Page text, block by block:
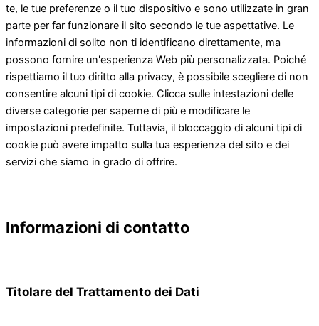
te, le tue preferenze o il tuo dispositivo e sono utilizzate in gran
parte per far funzionare il sito secondo le tue aspettative. Le
informazioni di solito non ti identificano direttamente, ma
possono fornire un'esperienza Web più personalizzata. Poiché
rispettiamo il tuo diritto alla privacy, è possibile scegliere di non
consentire alcuni tipi di cookie. Clicca sulle intestazioni delle
diverse categorie per saperne di più e modificare le
impostazioni predefinite. Tuttavia, il bloccaggio di alcuni tipi di
cookie può avere impatto sulla tua esperienza del sito e dei
servizi che siamo in grado di offrire.
Informazioni di contatto
Titolare del Trattamento dei Dati